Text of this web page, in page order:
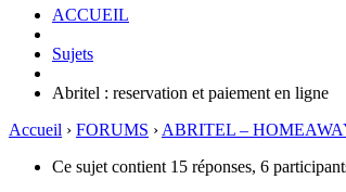
ACCUEIL
Sujets
Abritel : reservation et paiement en ligne
Accueil › FORUMS › ABRITEL –
Ce sujet contient 15 réponses, 6